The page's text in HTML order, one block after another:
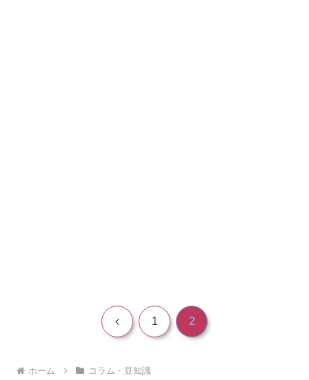
前 1 2
ホーム コラム・豆知識